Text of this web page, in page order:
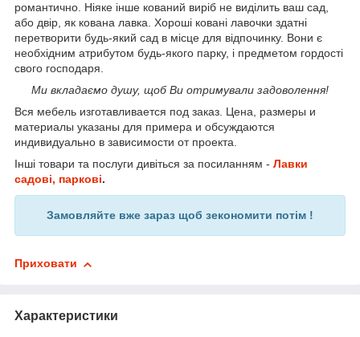
романтично. Ніяке інше кований виріб не виділить ваш сад,
або двір, як кована лавка. Хороші ковані лавочки здатні
перетворити будь-який сад в місце для відпочинку. Вони є
необхідним атрибутом будь-якого парку, і предметом гордості
свого господаря.
Ми вкладаємо душу, щоб Ви отримували задоволення!
Вся мебель изготавливается под заказ. Цена, размеры и
материалы указаны для примера и обсуждаются
индивидуально в зависимости от проекта.
Інші товари та послуги дивіться за посиланням - Лавки
садові, паркові.
Замовляйте вже зараз щоб зекономити потім !
Приховати
Характеристики